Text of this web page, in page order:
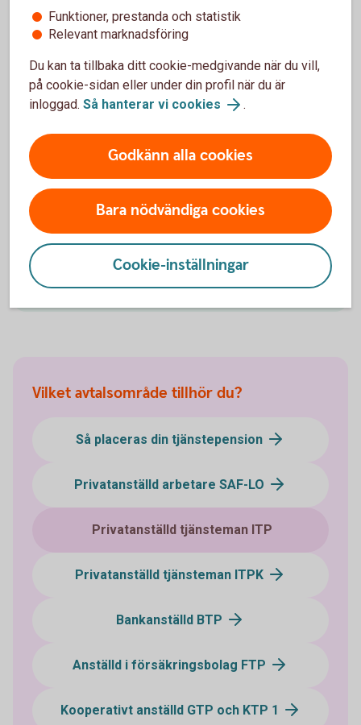
sparandeförsäkringar i Swedbank Försäkring. Allt du
behöver är ett Mobilt BankID, du behöver inte ha vår
internetbank eller app sedan innan.
Logga in i Mina försäkringar
Gör ditt pensionsval
Läs mer om tjänstepension ITP och gör ditt val.
Avtalat
Vilket avtalsområde tillhör du?
Så placeras din tjänstepension
Privatanställd arbetare SAF-LO
Privatanställd tjänsteman ITP
Privatanställd tjänsteman ITPK
Bankanställd BTP
Anställd i försäkringsbolag FTP
Kooperativt anställd GTP och KTP 1
Funktioner, prestanda och statistik
Relevant marknadsföring
Du kan ta tillbaka ditt cookie-medgivande när du vill,
på cookie-sidan eller under din profil när du är
inloggad. Så hanterar vi cookies .
Godkänn alla cookies
Bara nödvändiga cookies
Cookie-inställningar